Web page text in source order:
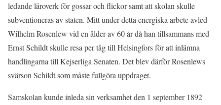
ledande läroverk för gossar och flickor samt att skolan skulle
subventioneras av staten. Mitt under detta energiska arbete avled
Wilhelm Rosenlew vid en ålder av 60 år då han tillsammans med
Ernst Schildt skulle resa per tåg till Helsingfors för att inlämna
handlingarna till Kejserliga Senaten. Det blev därför Rosenlews
svärson Schildt som måste fullgöra uppdraget.
Samskolan kunde inleda sin verksamhet den 1 september 1892